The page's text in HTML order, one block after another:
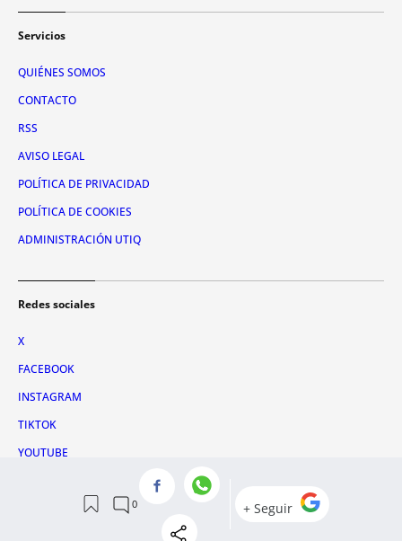
Servicios
QUIÉNES SOMOS
CONTACTO
RSS
AVISO LEGAL
POLÍTICA DE PRIVACIDAD
POLÍTICA DE COOKIES
ADMINISTRACIÓN UTIQ
Redes sociales
X
FACEBOOK
INSTAGRAM
TIKTOK
YOUTUBE